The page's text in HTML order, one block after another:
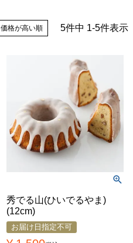
価格が高い順 5件中 1-5件表示
秀でる山(ひいでるやま)
(12cm)
お届け日指定不可